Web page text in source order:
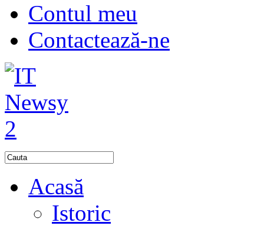
Contul meu
Contactează-ne
Acasă
Istoric